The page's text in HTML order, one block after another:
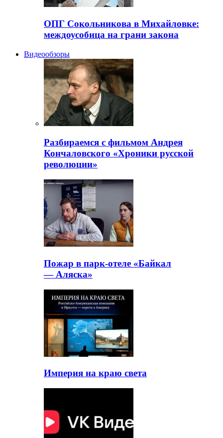
ОПГ Сокольникова в Михайловке:
междоусобица на грани закона
Видеообзоры
Разбираемся с фильмом Андрея
Кончаловского «Хроники русской
революции»
Пожар в парк-отеле «Байкал
— Аляска»
Империя на краю света